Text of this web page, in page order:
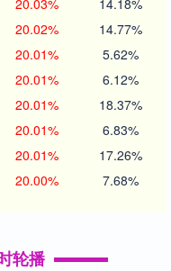
20.02% 14.77%
20.01% 5.62%
20.01% 6.12%
20.01% 18.37%
20.01% 6.83%
20.01% 17.26%
20.00% 7.68%
轮播